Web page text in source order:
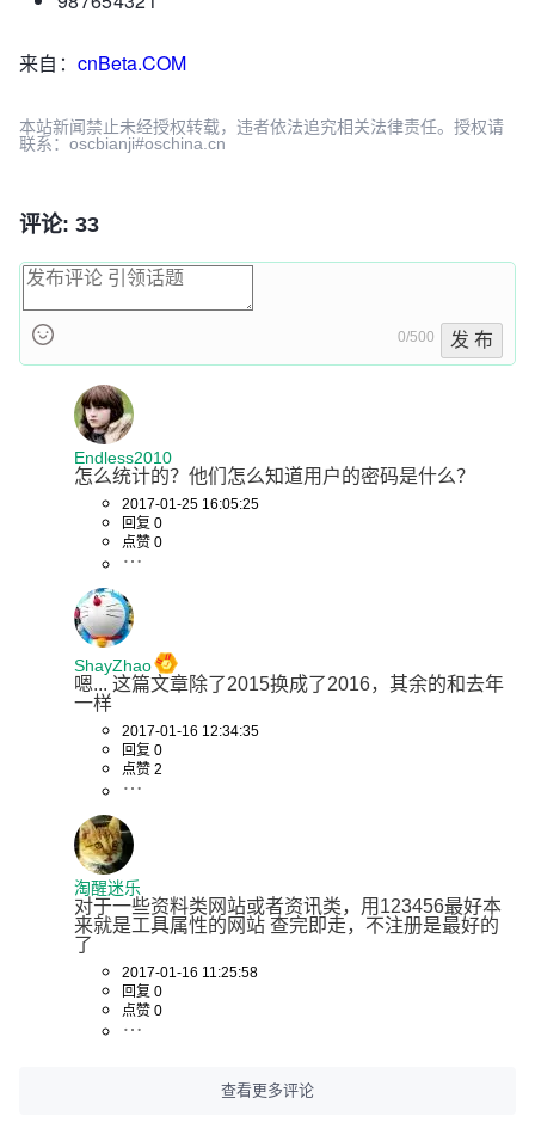
来自： cnBeta.COM
本站新闻禁止未经授权转载，违者依法追究相关法律责任。授权请
联系：oscbianji#oschina.cn
评论: 33
0/500 发 布
Endless2010
怎么统计的？他们怎么知道用户的密码是什么？
2017-01-25 16:05:25
回复 0
点赞 0
ShayZhao
嗯... 这篇文章除了2015换成了2016，其余的和去年
一样
2017-01-16 12:34:35
回复 0
点赞 2
淘醒迷乐
对于一些资料类网站或者资讯类，用123456最好本
来就是工具属性的网站 查完即走，不注册是最好的
了
2017-01-16 11:25:58
回复 0
点赞 0
查看更多评论